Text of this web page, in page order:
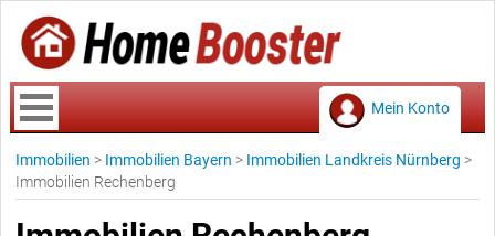
Mein Konto
Immobilien > Immobilien Bayern > Immobilien Landkreis Nürnberg >
Immobilien Rechenberg